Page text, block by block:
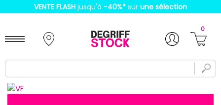
VENTE FLASH jusqu'à -40%* sur une sélection
0